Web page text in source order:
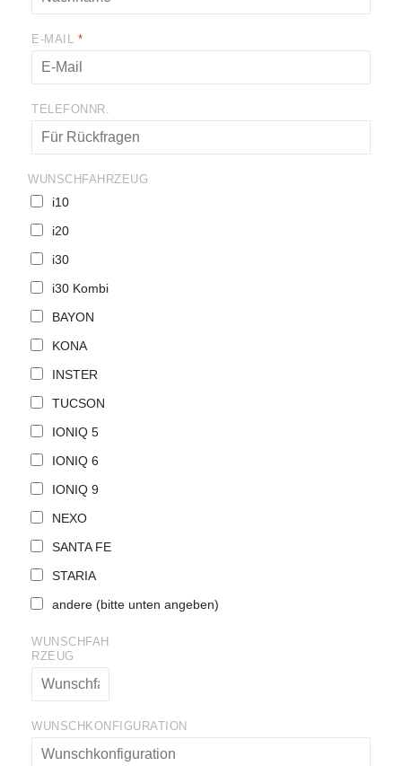
E-MAIL *
TELEFONNR.
WUNSCHFAHRZEUG
i10
i20
i30
i30 Kombi
BAYON
KONA
INSTER
TUCSON
IONIQ 5
IONIQ 6
IONIQ 9
NEXO
SANTA FE
STARIA
andere (bitte unten angeben)
WUNSCHFAH
RZEUG
WUNSCHKONFIGURATION